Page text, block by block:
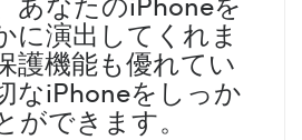
に演出してくれま
護機能も優れてい
なiPhoneをしっか
ができます。